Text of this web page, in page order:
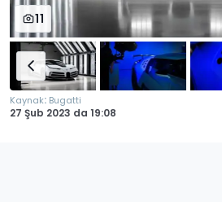
11
Kaynak: Bugatti
27 Şub 2023 da 19:08